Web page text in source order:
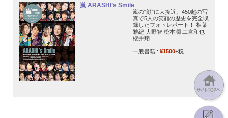
嵐 ARASHI’s Smile
嵐の“顔”に大接近。450超の写
真で5人の笑顔の歴史を完全収
録したフォトレポート！ 相葉
雅紀 大野智 松本潤 二宮和也
櫻井翔
一般書籍 : ¥1500+税